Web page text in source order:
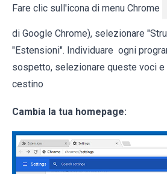
Fare clic sull'icona di menu Chrome
di Google Chrome), selezionare
"Estensioni". Individuare ogni
sospetto, selezionare queste voci
cestino
Cambia la tua homepage: